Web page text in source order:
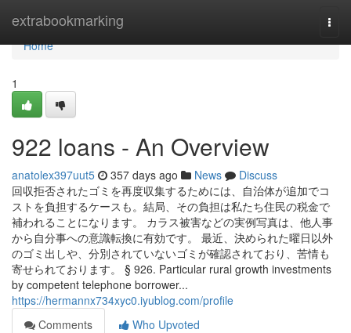
extrabookmarking
Home
Home
1
922 loans - An Overview
anatolex397uut5 357 days ago News
Discuss
回収拒否されたゴミを再度収集するためには、自治体が追加でコ
ストを負担するケースも。結局、その負担は私たち住民の税金で
補われることになります。 カラス被害などの実例写真は、他人事
から自分事への意識転換に有効です。 最近、決められた曜日以外
のゴミ出しや、分別されていないゴミが確認されており、苦情も
寄せられております。 § 926. Particular rural growth investments
by competent telephone borrower...
https://hermannx734xyc0.iyublog.com/profile
Comments
Who Upvoted